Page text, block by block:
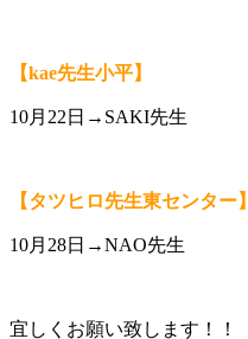
【kae先生小平】
10月22日→SAKI先生
【タツヒロ先生東センター】
10月28日→NAO先生
宜しくお願い致します！！